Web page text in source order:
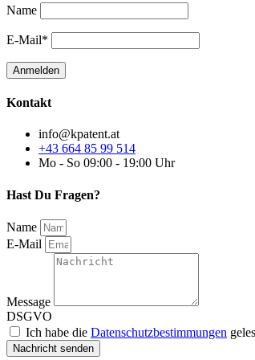
Name
E-Mail*
Kontakt
info@kpatent.at
+43 664 85 99 514
Mo - So 09:00 - 19:00 Uhr
Hast Du Fragen?
Name
E-Mail
Message
DSGVO
Ich habe die Datenschutzbestimmungen
Nachricht senden